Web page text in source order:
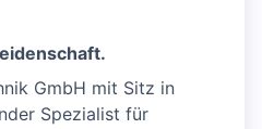
GmbH mit Sitz in
Spezialist für